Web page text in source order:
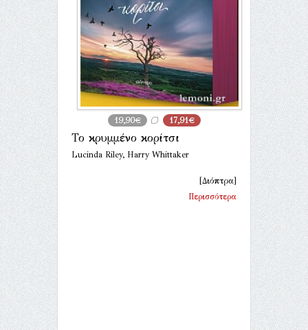
19,90€ 17,91€
Το κρυμμένο κορίτσι
Lucinda Riley, Harry Whittaker
[Διόπτρα]
Περισσότερα